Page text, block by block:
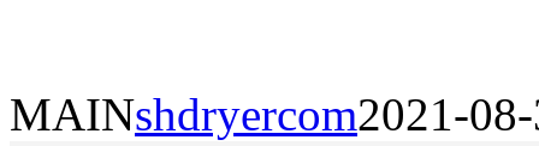
MAINshdryercom2021-